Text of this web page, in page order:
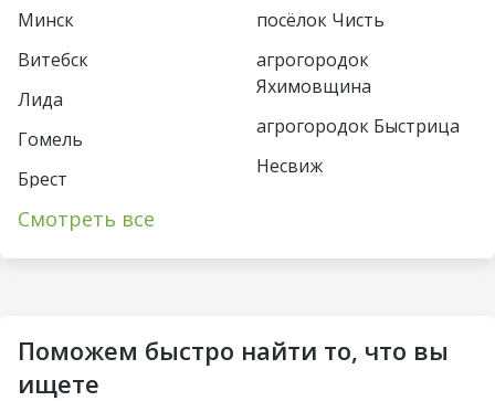
Грушевка
Уручье
Юбилейная пл
Пл Франтишка
Неморшанский сад
Минск
Витебск
Лида
Гомель
Брест
Пинск
Могилёв
Молодечно
Жлобин
посёлок Чисть
агрогородок
Яхимовщина
агрогородок Быстрица
Несвиж
посёлок Усяж
Смотреть все
Поможем быстро найти то, что вы
ищете